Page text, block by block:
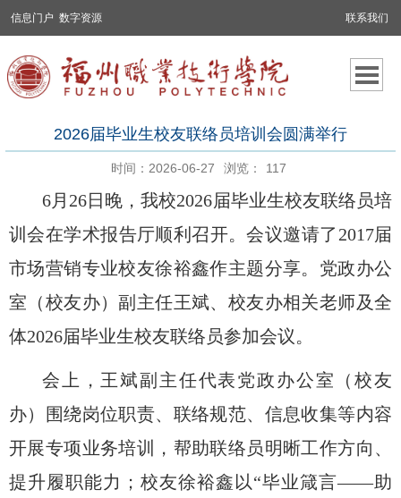
信息门户 数字资源 联系我们
2026届毕业生校友联络员培训会圆满举行
时间：2026-06-27 浏览： 117
6月26日晚，我校2026届毕业生校友联络员培
训会在学术报告厅顺利召开。会议邀请了2017届
市场营销专业校友徐裕鑫作主题分享。党政办公
室（校友办）副主任王斌、校友办相关老师及全
体2026届毕业生校友联络员参加会议。
会上，王斌副主任代表党政办公室（校友
办）围绕岗位职责、联络规范、信息收集等内容
开展专项业务培训，帮助联络员明晰工作方向、
提升履职能力；校友徐裕鑫以“毕业箴言——助